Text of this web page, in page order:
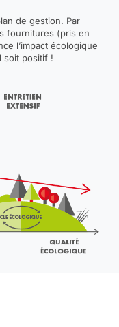
de gestion. Par
fournitures (pris en
l’impact écologique
soit positif !